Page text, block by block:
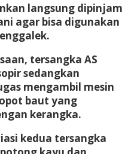
langsung dipinjam
agar bisa digunakan
tersangka AS
sedangkan
mengambil mesin
baut yang
kerangka.
kedua tersangka